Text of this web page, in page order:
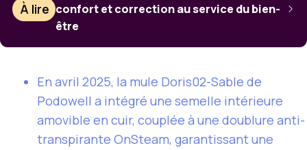
À lire confort et correction au service du bien-
être
En avril 2025, la mule Doris02-Sable de
Podowell a intégré une semelle intérieure
amovible en cuir, couplée à une doublure anti-
transpirante OnSteam, garantissant une